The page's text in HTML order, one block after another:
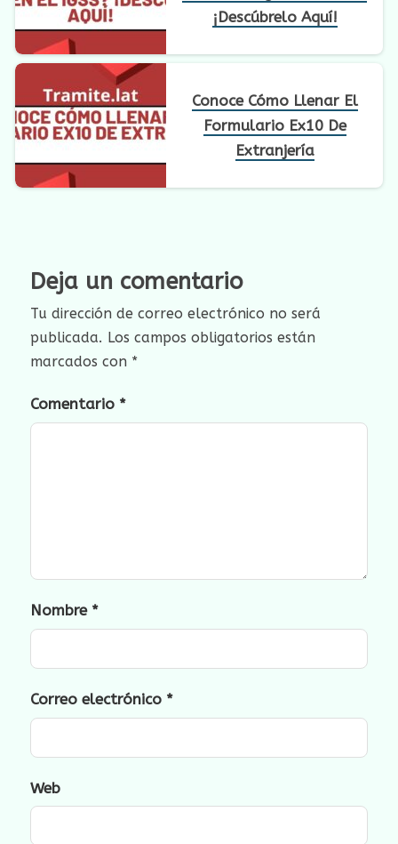
¡Descúbrelo Aquí!
Conoce Cómo Llenar El
Formulario Ex10 De
Extranjería
Deja un comentario
Tu dirección de correo electrónico no será
publicada. Los campos obligatorios están
marcados con *
Comentario *
Nombre *
Correo electrónico *
Web